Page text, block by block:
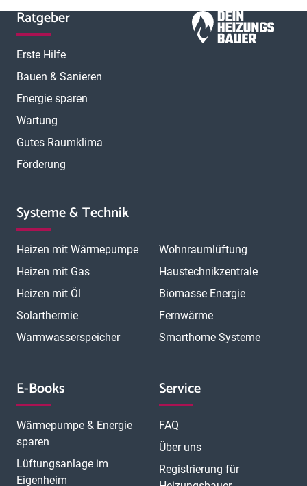
Ratgeber
Erste Hilfe
Bauen & Sanieren
Energie sparen
Wartung
Gutes Raumklima
Förderung
Systeme & Technik
Heizen mit Wärmepumpe
Heizen mit Gas
Heizen mit Öl
Solarthermie
Warmwasserspeicher
Wohnraumlüftung
Haustechnikzentrale
Biomasse Energie
Fernwärme
Smarthome Systeme
E-Books
Wärmepumpe & Energie
sparen
Lüftungsanlage im
Eigenheim
Service
FAQ
Über uns
Registrierung für